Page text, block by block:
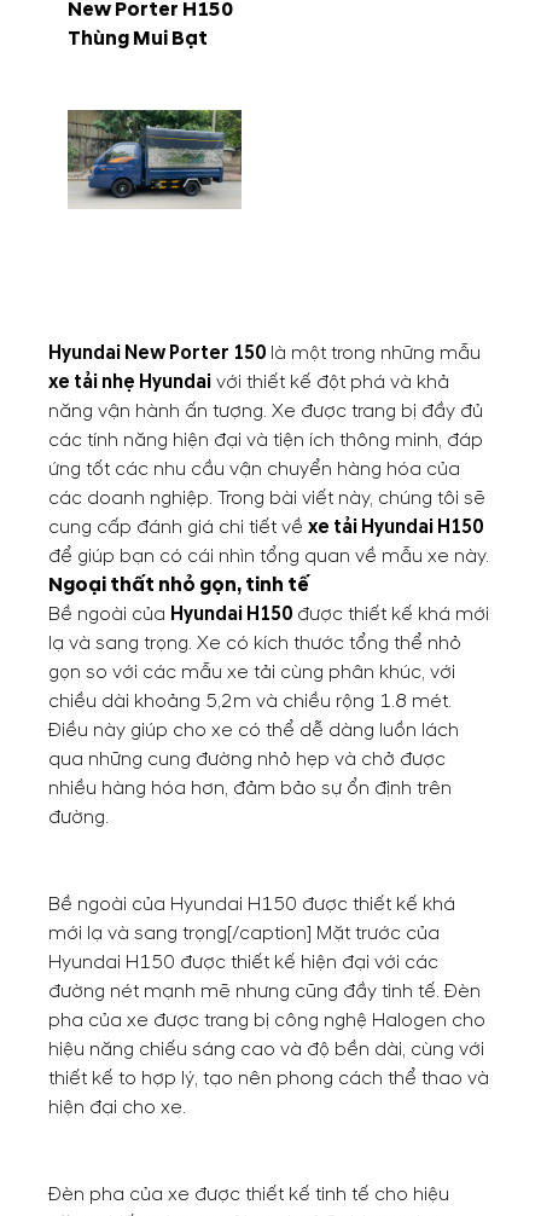
New Porter H150
Thùng Mui Bạt
Hyundai New Porter 150 là một trong những mẫu
xe tải nhẹ Hyundai với thiết kế đột phá và khả
năng vận hành ấn tượng. Xe được trang bị đầy đủ
các tính năng hiện đại và tiện ích thông minh, đáp
ứng tốt các nhu cầu vận chuyển hàng hóa của
các doanh nghiệp. Trong bài viết này, chúng tôi sẽ
cung cấp đánh giá chi tiết về xe tải Hyundai H150
để giúp bạn có cái nhìn tổng quan về mẫu xe này.
Ngoại thất nhỏ gọn, tinh tế
Bề ngoài của Hyundai H150 được thiết kế khá mới
lạ và sang trọng. Xe có kích thước tổng thể nhỏ
gọn so với các mẫu xe tải cùng phân khúc, với
chiều dài khoảng 5,2m và chiều rộng 1.8 mét.
Điều này giúp cho xe có thể dễ dàng luồn lách
qua những cung đường nhỏ hẹp và chở được
nhiều hàng hóa hơn, đảm bảo sự ổn định trên
đường.
Bề ngoài của Hyundai H150 được thiết kế khá
mới lạ và sang trọng[/caption] Mặt trước của
Hyundai H150 được thiết kế hiện đại với các
đường nét mạnh mẽ nhưng cũng đầy tinh tế. Đèn
pha của xe được trang bị công nghệ Halogen cho
hiệu năng chiếu sáng cao và độ bền dài, cùng với
thiết kế to hợp lý, tạo nên phong cách thể thao và
hiện đại cho xe.
Đèn pha của xe được thiết kế tinh tế cho hiệu